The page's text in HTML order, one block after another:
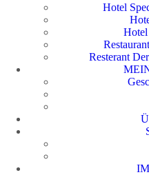
Hotel
Resterant